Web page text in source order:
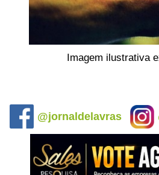
Imagem ilustrativa
@jornaldelavras